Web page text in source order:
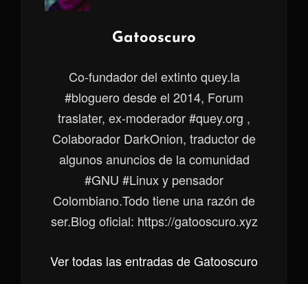
Autor:
Gatooscuro
Co-fundador del extinto quey.la
#bloguero desde el 2014, Forum
traslater, ex-moderador #quey.org ,
Colaborador DarkOnion, traductor de
algunos anuncios de la comunidad
#GNU #Linux y pensador
Colombiano.Todo tiene una razón de
ser.Blog oficial: https://gatooscuro.xyz
Ver todas las entradas de Gatooscuro